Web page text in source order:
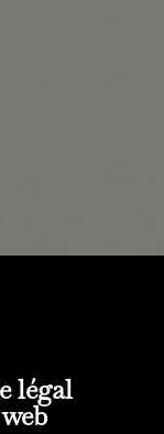
légal